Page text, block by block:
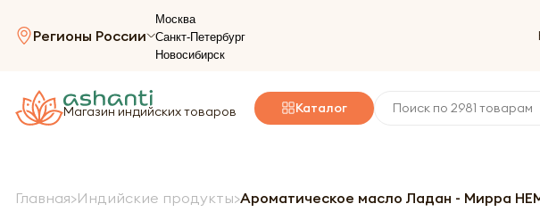
Регионы России
Москва
Санкт-Петербург
Новосибирск
Магазин индийских товаров Каталог
Главная Индийские продукты Ароматическое масло Ладан - Мирра